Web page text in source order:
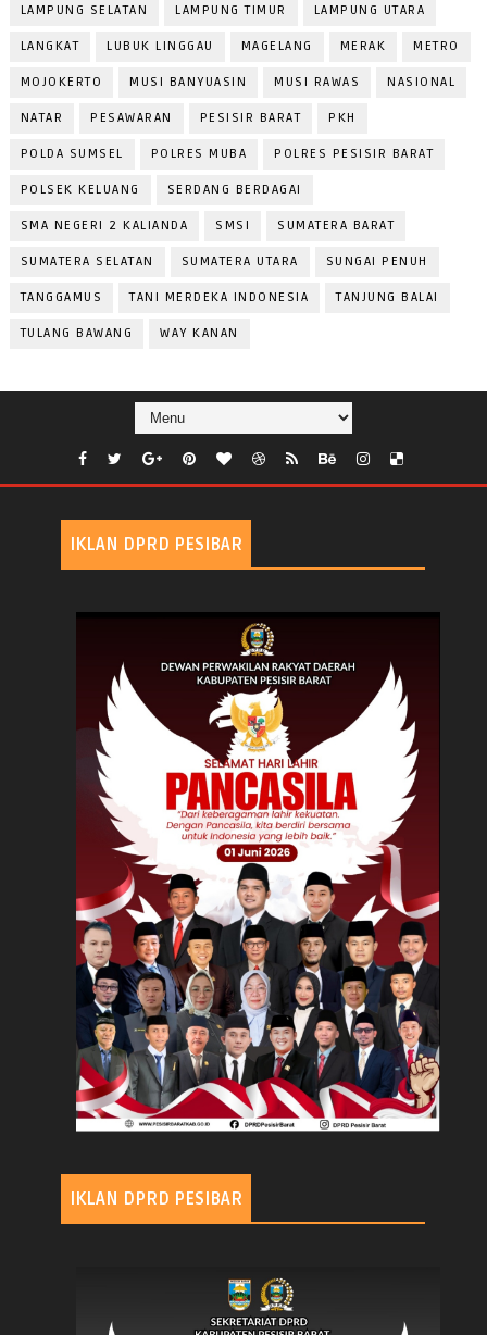
LAMPUNG SELATAN LAMPUNG TIMUR LAMPUNG UTARA
LANGKAT LUBUK LINGGAU MAGELANG MERAK METRO
MOJOKERTO MUSI BANYUASIN MUSI RAWAS NASIONAL
NATAR PESAWARAN PESISIR BARAT PKH
POLDA SUMSEL POLRES MUBA POLRES PESISIR BARAT
POLSEK KELUANG SERDANG BERDAGAI
SMA NEGERI 2 KALIANDA SMSI SUMATERA BARAT
SUMATERA SELATAN SUMATERA UTARA SUNGAI PENUH
TANGGAMUS TANI MERDEKA INDONESIA TANJUNG BALAI
TULANG BAWANG WAY KANAN
IKLAN DPRD PESIBAR
IKLAN DPRD PESIBAR